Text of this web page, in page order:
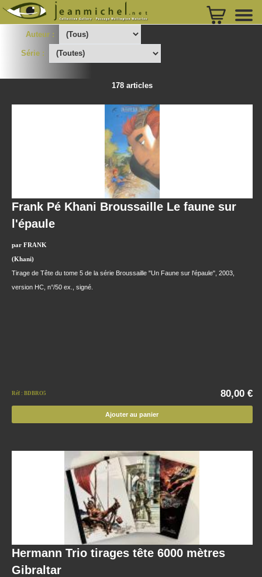
Auteur :
Série :
178 articles
Frank Pé Khani Broussaille Le faune sur
l'épaule
par FRANK
(Khani)
Tirage de Tête du tome 5 de la série Broussaille "Un Faune sur l'épaule", 2003,
version HC, n°/50 ex., signé.
Réf : BDBRO5 80,00 €
Ajouter au panier
Hermann Trio tirages tête 6000 mètres
Gibraltar